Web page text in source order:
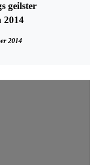
geilster
2014
2014